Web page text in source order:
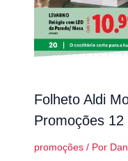
Folheto Aldi
Promoções
promoções/ Por